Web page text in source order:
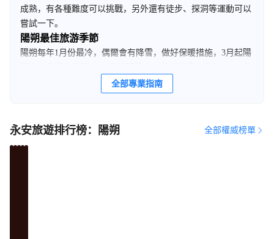
成熟，有各種難度可以挑戰，另外還有徒步、探洞等運動可以
嘗試一下。
陽朔最佳旅游季節
陽朔每年1月份最冷，偶爾會有降雪，做好保暖措施，3月起陽
較為炎熱，但平均溫度在28攝氏度左右，偶爾有極端高溫，注
全部專業指南
永安旅遊排行榜：陽朔 全部權威榜單